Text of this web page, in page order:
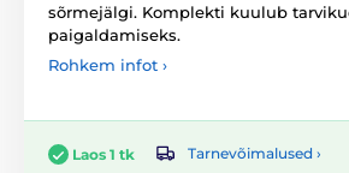
sõrmejälgi. Komplekti kuulub
paigaldamiseks.
Rohkem infot ›
Laos 1 tk
Tarnevõimalused ›